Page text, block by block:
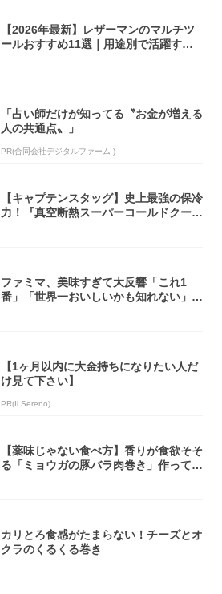
【2026年最新】レザーマンのマルチツ
ールおすすめ11選｜用途別で活躍する
「占い師だけが知ってる〝お金が増える
人の共通点〟」
PR(合同会社デジタルファーム )
【キャプテンスタッグ】史上最強の保冷
力！『真空断熱スーパーコールドクーラ
ファミマ、美味すぎて大反響「これ1
番」「世界一おいしいかも知れない」
【1ヶ月以内に大金持ちになりたい人だ
け見て下さい】
PR(Il Sereno)
【薬味じゃない食べ方】香りが食欲そそ
る「ミョウガの豚バラ肉巻き」作ってみ
カリとろ食感がたまらない！チーズとオ
クラのくるくる巻き